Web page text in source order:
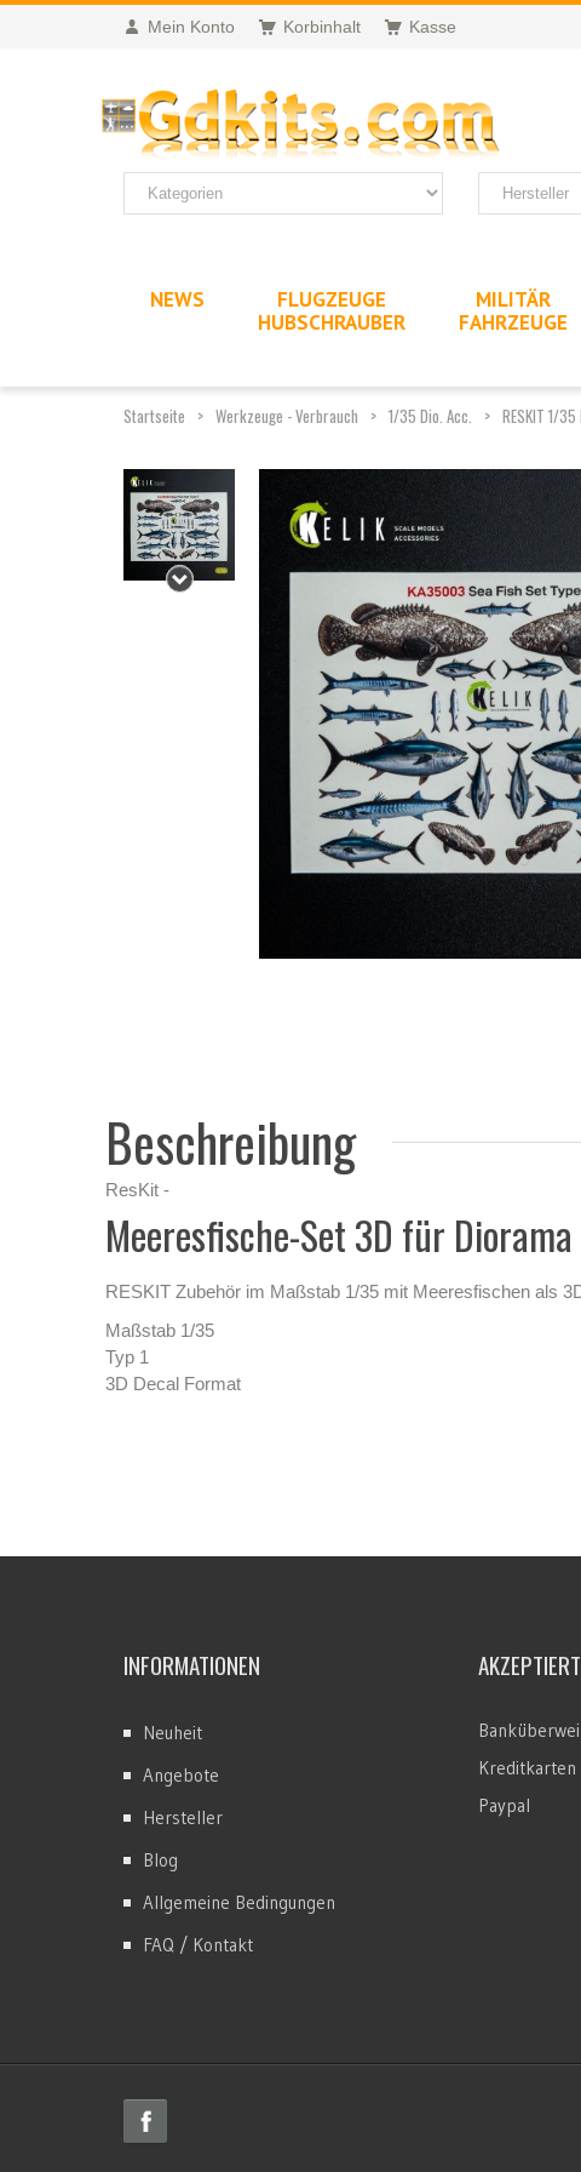
Mein Konto Korbinhalt Kasse
NEWS
FLUGZEUGE
HUBSCHRAUBER
MILITÄR
FAHRZEUGE
Startseite Werkzeuge - Verbrauch 1/35 Dio. Acc. RESKIT 1/
Beschreibung
ResKit -
Meeresfische-Set 3D für
RESKIT Zubehör im Maßstab 1/35 mit Meeresfischen als
Maßstab 1/35
Typ 1
3D Decal Format
INFORMATIONEN
Neuheit
Angebote
Hersteller
Blog
Allgemeine Bedingungen
FAQ / Kontakt
Kreditkarten
Paypal